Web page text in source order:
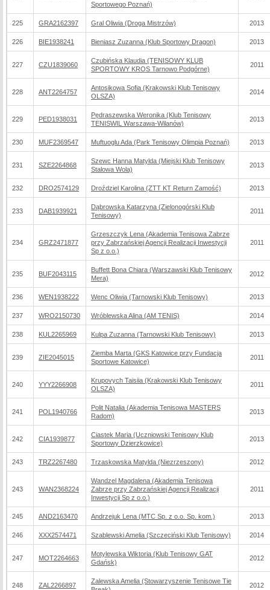
Sportowego Poznań)
225 GRA2162397 Gral Oliwia (Droga Mistrzów) 2013
226 BIE1938241 Bieniasz Zuzanna (Klub Sportowy Dragon) 2013
227 CZU1839060
Czubińska Klaudia (TENISOWY KLUB
SPORTOWY KROS Tarnowo Podgórne)
2011
228 ANT2264757
Antosikowa Sofia (Krakowski Klub Tenisowy
OLSZA)
2014
229 PED1938031
Pędraszewska Weronika (Klub Tenisowy
TENISWIL Warszawa-Wilanów)
2013
230 MUF2369547 Muftuoglu Ada (Park Tenisowy Olimpia Poznań) 2013
231 SZE2264868
Szewc Hanna Matylda (Miejski Klub Tenisowy
Stalowa Wola)
2013
232 DRO2574129 Droździel Karolina (ZTT KT Return Zamość) 2013
233 DAB1939921
Dąbrowska Katarzyna (Zielonogórski Klub
Tenisowy)
2011
234 GRZ2471877
Grzeszczyk Lena (Akademia Tenisowa Zabrze
przy Zabrzańskiej Agencji Realizacji Inwestycji
Sp z o.o.)
2011
235 BUF2043115
Buffett Bona Chiara (Warszawski Klub Tenisowy
Mera)
2012
236 WEN1938222 Wenc Oliwia (Tarnowski Klub Tenisowy) 2013
237 WRO2150730 Wróblewska Alina (AM TENIS) 2014
238 KUL2265969 Kulpa Zuzanna (Tarnowski Klub Tenisowy) 2013
239 ZIE2045015
Ziemba Marta (GKS Katowice przy Fundacja
Sportowe Katowice)
2011
240 YYY2266908
Krupovych Taisiia (Krakowski Klub Tenisowy
OLSZA)
2011
241 POL1940766
Polit Natalia (Akademia Tenisowa MASTERS
Radom)
2013
242 CIA1939877
Ciastek Maria (Uczniowski Tenisowy Klub
Sportowy Dzierzkowice)
2013
243 TRZ2267480 Trzaskowska Matylda (Niezrzeszony) 2012
243 WAN2368224
Wandzel Magdalena (Akademia Tenisowa
Zabrze przy Zabrzańskiej Agencji Realizacji
Inwestycji Sp z o.o.)
2011
245 AND2163470 Andrzejuk Lena (MTC Sp. z o.o. Sp. kom.) 2013
246 XXX2574471 Szablewski Amelia (Szczeciński Klub Tenisowy) 2014
247 MOT2264663
Motylewska Wiktoria (Klub Tenisowy GAT
Gdańsk)
2012
248 ZAL2266897
Zalewska Amelia (Stowarzyszenie Tenisowe Tie
2012